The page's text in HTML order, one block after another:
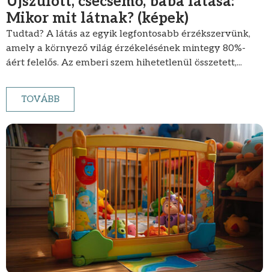
Mikor mit látnak? (képek)
Tudtad? A látás az egyik legfontosabb érzékszervünk,
amely a környező világ érzékelésének mintegy 80%-
áért felelős. Az emberi szem hihetetlenül összetett,...
TOVÁBB